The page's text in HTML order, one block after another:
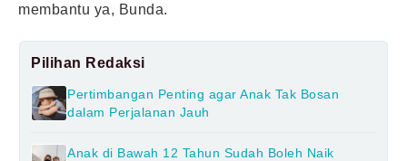
membantu ya, Bunda.
Pilihan Redaksi
Pertimbangan Penting agar Anak Tak Bosan
dalam Perjalanan Jauh
Anak di Bawah 12 Tahun Sudah Boleh Naik